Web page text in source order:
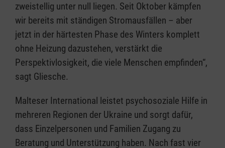
zweistellig unter null liegen. Seit Oktober kämpfen
wir bereits mit ständigen Stromausfällen – aber
jetzt in der härtesten Phase des Winters komplett
ohne Heizung dazustehen, verstärkt die
Perspektivlosigkeit, die viele Menschen empfinden“,
sagt Gliesche.
Malteser International leistet psychosoziale Hilfe in
mehreren Regionen der Ukraine und sorgt dafür,
dass Einzelpersonen und Familien Zugang zu
Beratung und Unterstützung haben. Nach fast vier